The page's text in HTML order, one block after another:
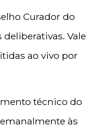
Curador do
Vale
ao vivo por
técnico do
às